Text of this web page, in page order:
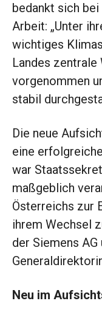
bedankt sich
Arbeit: „Unter
wichtiges
Landes zentrale
vorgenommen
stabil
Die neue
eine
war
maßgeblich
Österreichs zur
ihrem Wechsel
der Siemens
Neu im